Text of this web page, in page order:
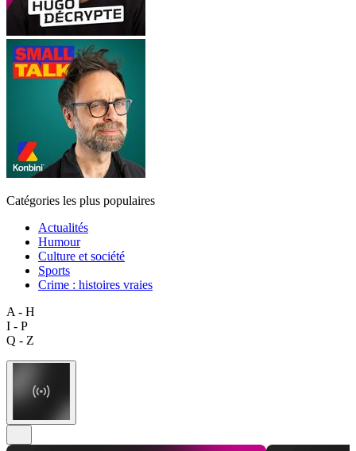
Catégories les plus populaires
Actualités
Humour
Culture et société
Sports
Crime : histoires vraies
A - H
I - P
Q - Z